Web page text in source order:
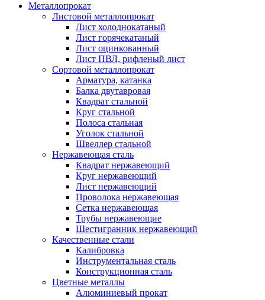
Металлопрокат
Листовой металлопрокат
Лист холоднокатаный
Лист горячекатаный
Лист оцинкованный
Лист ПВЛ, рифленый лист
Сортовой металлопрокат
Арматура, катанка
Балка двутавровая
Квадрат стальной
Круг стальной
Полоса стальная
Уголок стальной
Швеллер стальной
Нержавеющая сталь
Квадрат нержавеющий
Круг нержавеющий
Лист нержавеющий
Проволока нержавеющая
Сетка нержавеющая
Трубы нержавеющие
Шестигранник нержавеющий
Качественные стали
Калибровка
Инструментальная сталь
Конструкционная сталь
Цветные металлы
Алюминиевый прокат